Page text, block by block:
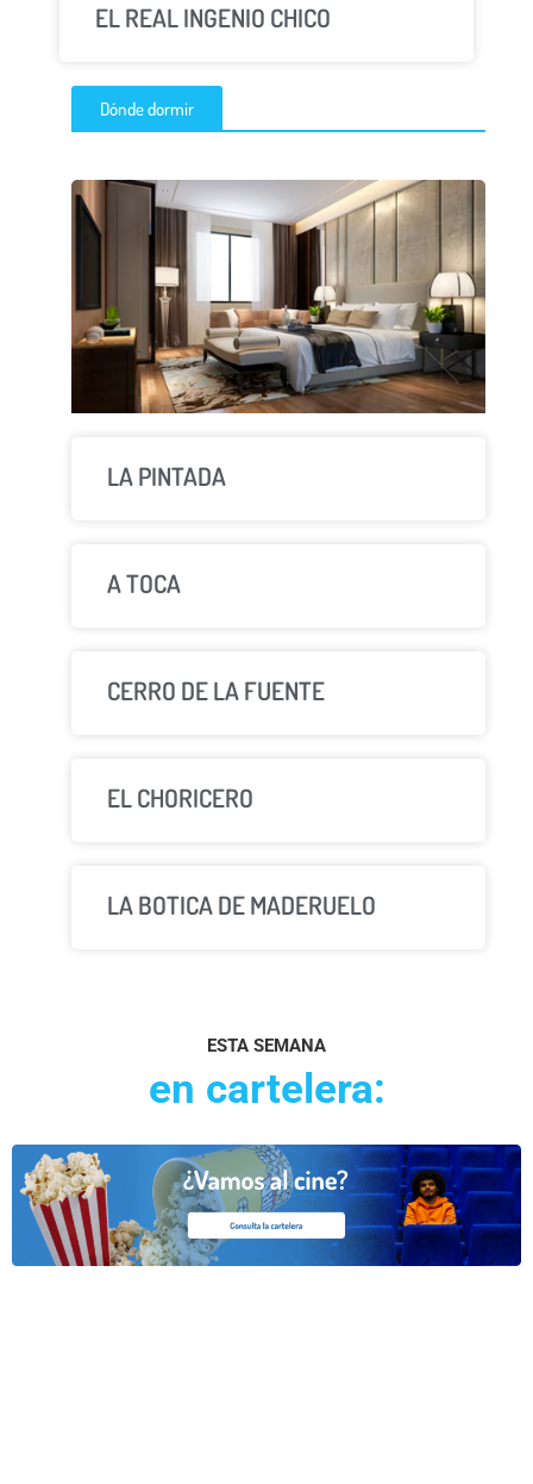
EL REAL INGENIO CHICO
Dónde dormir
LA PINTADA
A TOCA
CERRO DE LA FUENTE
EL CHORICERO
LA BOTICA DE MADERUELO
ESTA SEMANA
en cartelera: